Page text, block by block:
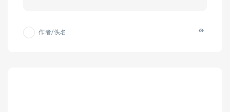
作者/佚名